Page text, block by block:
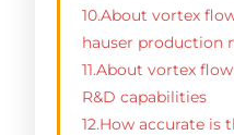
10.About vortex
hauser production
11.About vortex
R&D capabilities
12.How accurate is